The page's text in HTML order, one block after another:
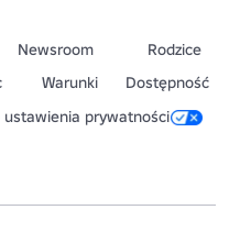
Newsroom
Rodzice
Warunki
Dostępność
ustawienia prywatności